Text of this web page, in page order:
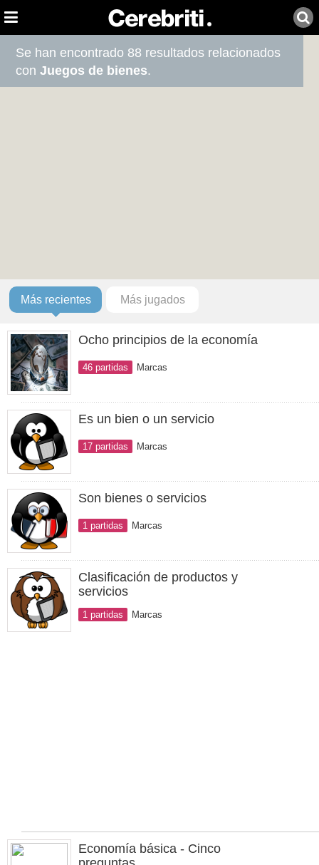
Se han encontrado 88 resultados relacionados
conJuegos de bienes.
Más recientes Más jugados
Ocho principios de la economía
46 partidas Marcas
Es un bien o un servicio
17 partidas Marcas
Son bienes o servicios
1 partidas Marcas
Clasificación de productos y
servicios
1 partidas Marcas
Economía básica - Cinco